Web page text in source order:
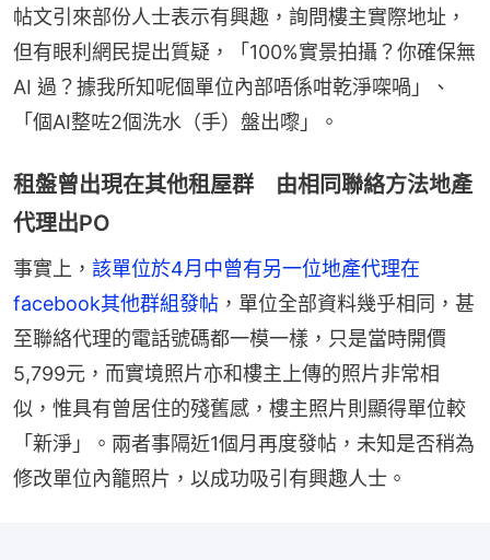
帖文引來部份人士表示有興趣，詢問樓主實際地址，
但有眼利網民提出質疑，「100%實景拍攝？你確保無
AI 過？據我所知呢個單位內部唔係咁乾淨㗎喎」、
「個AI整咗2個洗水（手）盤出嚟」。
租盤曾出現在其他租屋群 由相同聯絡方法地產
代理出PO
事實上， 該單位於4月中曾有另一位地產代理在
facebook其他群組發帖 ，單位全部資料幾乎相同，甚
至聯絡代理的電話號碼都一模一樣，只是當時開價
5,799元，而實境照片亦和樓主上傳的照片非常相
似，惟具有曾居住的殘舊感，樓主照片則顯得單位較
「新淨」。兩者事隔近1個月再度發帖，未知是否稍為
修改單位內籠照片，以成功吸引有興趣人士。